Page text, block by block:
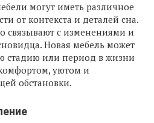
могут иметь различное
от контекста и деталей сна.
связывают с изменениями и
Новая мебель может
стадию или период в жизни
уютом и
обстановки.